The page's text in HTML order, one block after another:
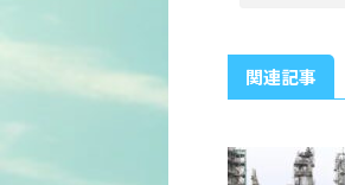
関連記事